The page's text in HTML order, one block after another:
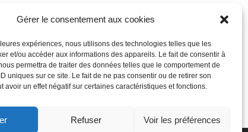
Gérer le consentement aux cookies
expériences, nous utilisons des technologies telles que les
et/ou accéder aux informations des appareils. Le fait de consentir à
permettra de traiter des données telles que le comportement de
uniques sur ce site. Le fait de ne pas consentir ou de retirer son
avoir un effet négatif sur certaines caractéristiques et fonctions.
Refuser Voir les préférences